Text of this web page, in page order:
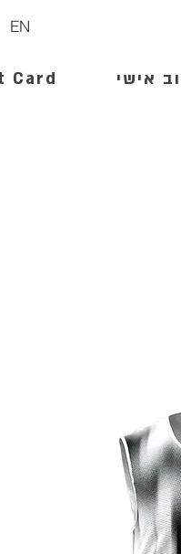
EN
אישי Card